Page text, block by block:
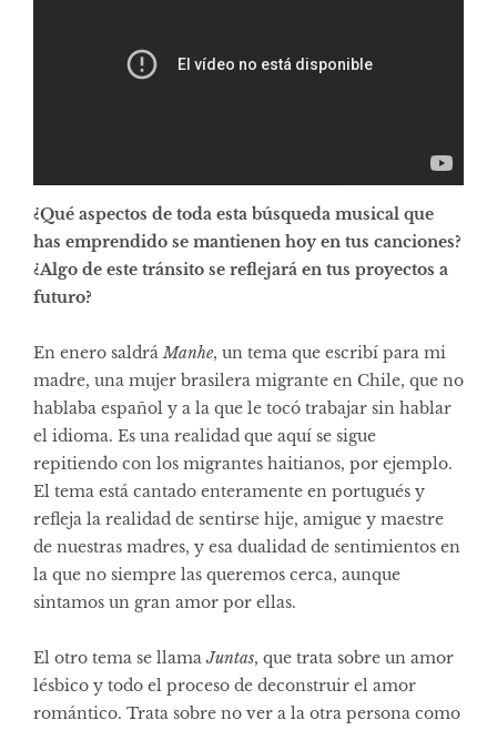
¿Qué aspectos de toda esta búsqueda musical que
has emprendido se mantienen hoy en tus canciones?
¿Algo de este tránsito se reflejará en tus proyectos a
futuro?
En enero saldráManhe, un tema que escribí para mi
madre, una mujer brasilera migrante en Chile, que no
hablaba español y a la que le tocó trabajar sin hablar
el idioma. Es una realidad que aquí se sigue
repitiendo con los migrantes haitianos, por ejemplo.
El tema está cantado enteramente en portugués y
refleja la realidad de sentirse hije, amigue y maestre
de nuestras madres, y esa dualidad de sentimientos en
la que no siempre las queremos cerca, aunque
sintamos un gran amor por ellas.
El otro tema se llamaJuntas, que trata sobre un amor
lésbico y todo el proceso de deconstruir el amor
romántico. Trata sobre no ver a la otra persona como